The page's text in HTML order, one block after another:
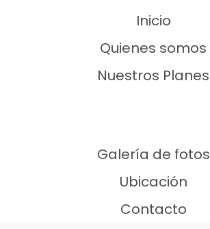
Inicio
Quienes somos
Nuestros Planes
Galería de fotos
Ubicación
Contacto